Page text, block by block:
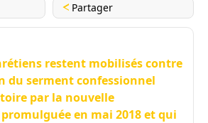
Partager
restent mobilisés contre
du serment confessionnel
par la nouvelle
en mai 2018 et qui